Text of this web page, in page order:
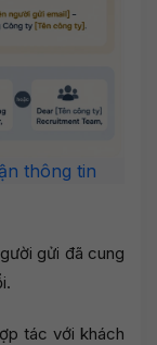
thông tin
gửi đã cung
tác với khách